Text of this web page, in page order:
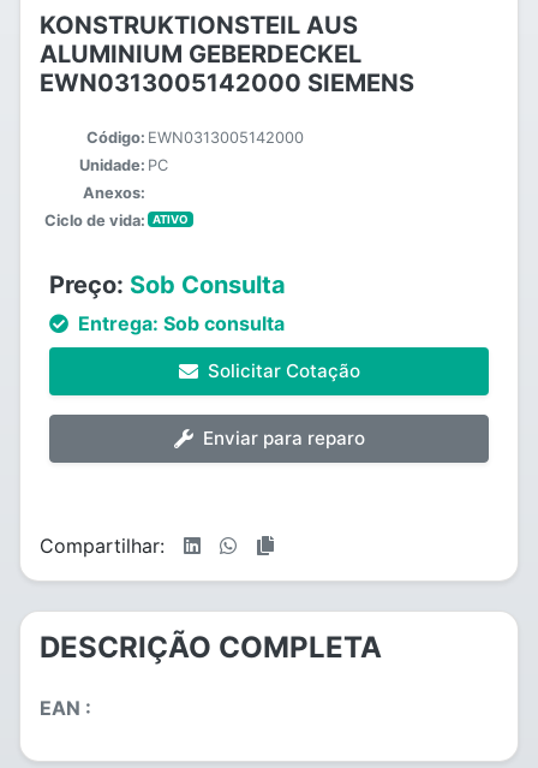
KONSTRUKTIONSTEIL AUS
ALUMINIUM GEBERDECKEL
EWN0313005142000 SIEMENS
Código: EWN0313005142000
Unidade: PC
Anexos:
Ciclo de vida:
ATIVO
Preço: Sob Consulta
Entrega: Sob consulta
Solicitar Cotação
Enviar para reparo
Compartilhar:
DESCRIÇÃO COMPLETA
EAN :